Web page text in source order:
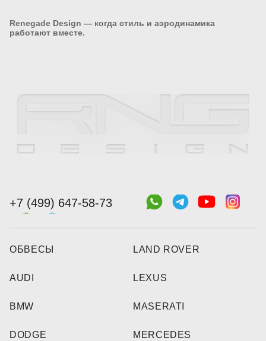
Renegade Design — когда стиль и аэродинамика
работают вместе.
+7 (499) 647-58-73
ОБВЕСЫ
AUDI
BMW
DODGE
LAND ROVER
LEXUS
MASERATI
MERCEDES